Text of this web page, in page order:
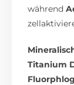
während
Titanium